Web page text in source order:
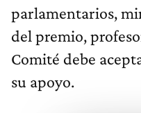
parlamentarios,
del premio,
Comité debe
su apoyo.